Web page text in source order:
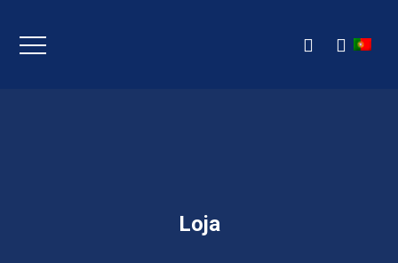
Loja